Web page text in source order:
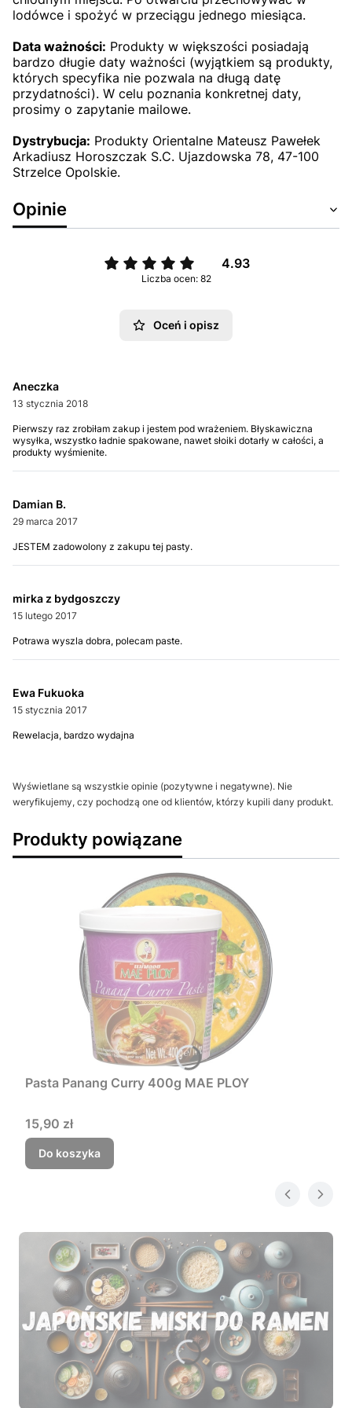
lodówce i spożyć w przeciągu jednego miesiąca.
Data ważności: Produkty w większości posiadają
bardzo długie daty ważności (wyjątkiem są produkty,
których specyfika nie pozwala na długą datę
przydatności). W celu poznania konkretnej daty,
prosimy o zapytanie mailowe.
Dystrybucja: Produkty Orientalne Mateusz Pawełek
Arkadiusz Horoszczak S.C. Ujazdowska 78, 47-100
Strzelce Opolskie.
Opinie
4.93
Liczba ocen: 82
Oceń i opisz
Aneczka
13 stycznia 2018
Pierwszy raz zrobiłam zakup i jestem pod wrażeniem. Błyskawiczna
wysyłka, wszystko ładnie spakowane, nawet słoiki dotarły w całości, a
produkty wyśmienite.
Damian B.
29 marca 2017
JESTEM zadowolony z zakupu tej pasty.
mirka z bydgoszczy
15 lutego 2017
Potrawa wyszla dobra, polecam paste.
Ewa Fukuoka
15 stycznia 2017
Rewelacja, bardzo wydajna
Wyświetlane są wszystkie opinie (pozytywne i negatywne). Nie
weryfikujemy, czy pochodzą one od klientów, którzy kupili dany produkt.
Produkty powiązane
Pasta Panang Curry 400g MAE PLOY
Cena
15,90 zł
Do koszyka